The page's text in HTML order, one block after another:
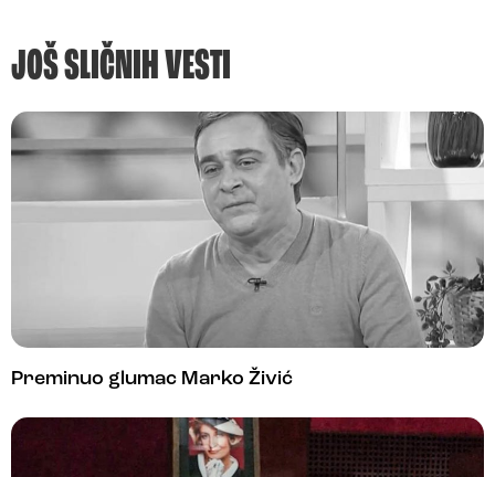
JOŠ SLIČNIH VESTI
Preminuo glumac Marko Živić